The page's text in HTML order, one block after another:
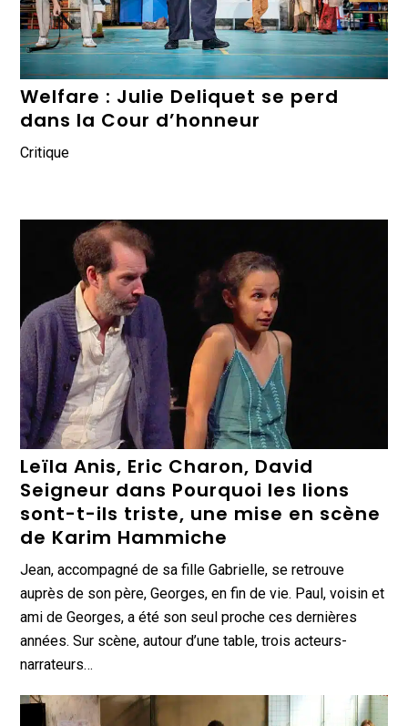
Welfare : Julie Deliquet se perd
dans la Cour d’honneur
Critique
Leïla Anis, Eric Charon, David
Seigneur dans Pourquoi les lions
sont-t-ils triste, une mise en scène
de Karim Hammiche
Jean, accompagné de sa fille Gabrielle, se retrouve
auprès de son père, Georges, en fin de vie. Paul, voisin et
ami de Georges, a été son seul proche ces dernières
années. Sur scène, autour d’une table, trois acteurs-
narrateurs…